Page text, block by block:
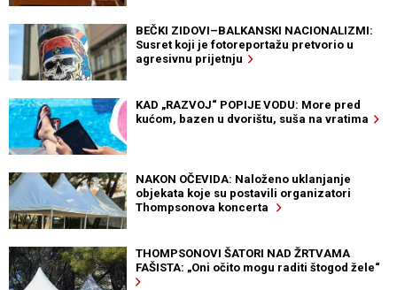
BEČKI ZIDOVI–BALKANSKI NACIONALIZMI:
Susret koji je fotoreportažu pretvorio u
agresivnu prijetnju
KAD „RAZVOJ“ POPIJE VODU: More pred
kućom, bazen u dvorištu, suša na vratima
NAKON OČEVIDA: Naloženo uklanjanje
objekata koje su postavili organizatori
Thompsonova koncerta
THOMPSONOVI ŠATORI NAD ŽRTVAMA
FAŠISTA: „Oni očito mogu raditi štogod žele“